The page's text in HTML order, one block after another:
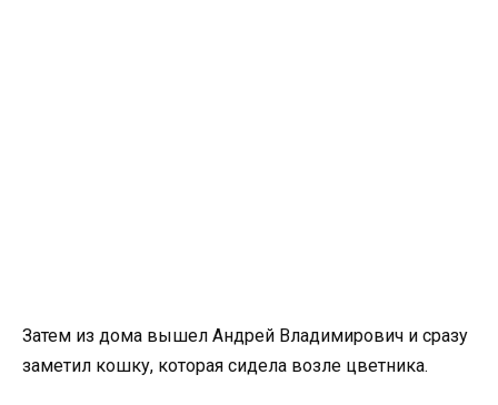
Затем из дома вышел Андрей Владимирович и сразу
заметил кошку, которая сидела возле цветника.